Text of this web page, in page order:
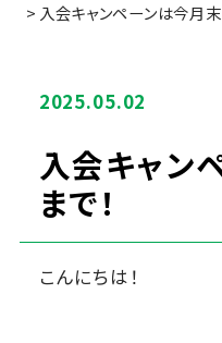
入会キャンペーンは今月末
2025.05.02
入会キャン
まで！
こんにちは！